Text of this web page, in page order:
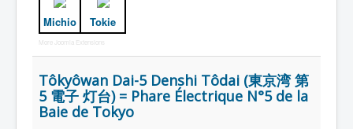
Catégorie
Base héroïque
Base ennemie
Michio Tokie
More Joomla Extensions
Tôkyôwan Dai-5 Denshi Tôdai (東京湾 第
5 電子 灯台) = Phare Électrique N°5 de la
Baie de Tokyo